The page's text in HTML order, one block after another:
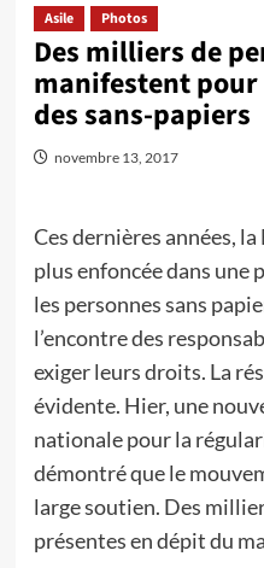
Asile Photos
Des milliers de
manifestent
des sans-papiers
novembre 13, 2017
Ces dernières années, la
plus enfoncée dans
les personnes sans
l’encontre des
exiger leurs droits. La
évidente. Hier, une
nationale pour la
démontré que le
large soutien. Des
présentes en dépit du